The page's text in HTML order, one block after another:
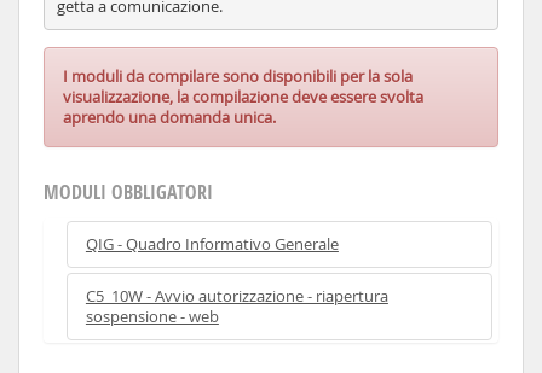
getta a comunicazione.
I moduli da compilare sono disponibili per la sola
visualizzazione, la compilazione deve essere svolta
aprendo una domanda unica.
MODULI OBBLIGATORI
QIG - Quadro Informativo Generale
C5_10W - Avvio autorizzazione - riapertura
sospensione - web